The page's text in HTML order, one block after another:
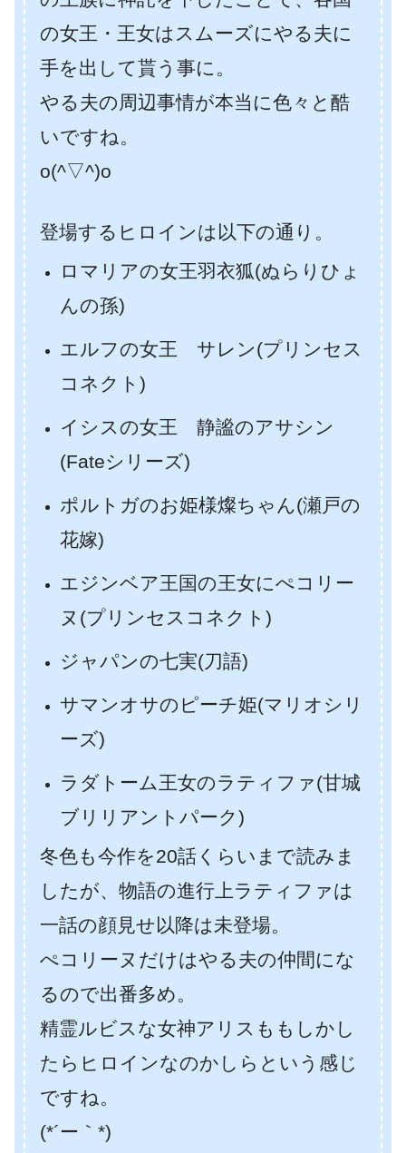
の女王・王女はスムーズにやる夫に
手を出して貰う事に。
やる夫の周辺事情が本当に色々と酷
いですね。
o(^▽^)o
登場するヒロインは以下の通り。
ロマリアの女王羽衣狐(ぬらりひょ
んの孫)
エルフの女王 サレン(プリンセス
コネクト)
イシスの女王 静謐のアサシン
(Fateシリーズ)
ポルトガのお姫様燦ちゃん(瀬戸の
花嫁)
エジンベア王国の王女にぺコリー
ヌ(プリンセスコネクト)
ジャパンの七実(刀語)
サマンオサのピーチ姫(マリオシリ
ーズ)
ラダトーム王女のラティファ(甘城
ブリリアントパーク)
冬色も今作を20話くらいまで読みま
したが、物語の進行上ラティファは
一話の顔見せ以降は未登場。
ぺコリーヌだけはやる夫の仲間にな
るので出番多め。
精霊ルビスな女神アリスももしかし
たらヒロインなのかしらという感じ
ですね。
(*´ー｀*)